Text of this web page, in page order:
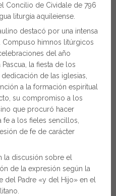
Concilio de Cividale de 796
liturgia aquileiense.
destacó por una intensa
himnos litúrgicos
del año
la fiesta de los
de las iglesias,
a la formación espiritual
su compromiso a los
que procuró hacer
fe a los fieles sencillos,
de fe de carácter
la discusión sobre el
de la expresión según la
del Padre «y del Hijo» en el